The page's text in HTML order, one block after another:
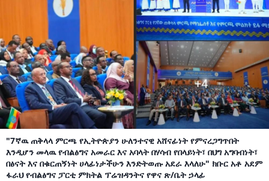
"7ኛዉ ጠቅላላ ምርጫ የኢትዮጵያን ሁለንተናዊ አሸናፊነት የምናረጋግጥበት
እንዲሆን መላዉ የብልፅግና አመራር እና አባላት በሃሳብ የበላይነት፣ በህግ አግባብነት፣
በፅናት እና በቁርጠኝነት ሀላፊነታችሁን እንድትወጡ አደራ እላለሁ" ክቡር አቶ አደም
ፋራህ የብልፅግና ፓርቲ ምክትል ፕሬዝዳንትና የዋና ጽ/ቤት ኃላፊ